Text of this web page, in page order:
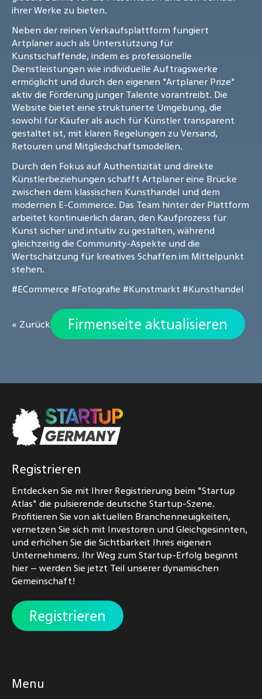
ihrer Werke zu bieten.
Neben der reinen Verkaufsplattform fungiert
Artplaner auch als Unterstützung für
Kunstschaffende, indem es professionelle
Dienstleistungen wie individuelle Auftragswerke
ermöglicht und durch den eigenen "Artplaner Prize"
aktiv die Förderung junger Talente vorantreibt. Die
Website bietet eine strukturierte Umgebung, die
sowohl für Käufer als auch für Künstler transparent
gestaltet ist, mit klaren Regelungen zu Versand,
Retouren und Mitgliedschaftsmodellen.
Durch den Fokus auf Authentizität und direkte
Künstlerbeziehungen schafft Artplaner eine Brücke
zwischen dem klassischen Kunsthandel und dem
modernen E-Commerce. Das Team hinter der Plattform
arbeitet kontinuierlich daran, den Kaufprozess für
Kunst sicher und intuitiv zu gestalten, während
gleichzeitig die Community-Aspekte und die
Wertschätzung für kreatives Schaffen im Mittelpunkt
stehen.
#ECommerce #Fotografie #Kunstmarkt #Kunsthandel
« Zurück Firmenseite aktualisieren
Registrieren
Entdecken Sie mit Ihrer Registrierung beim "Startup
Atlas" die pulsierende deutsche Startup-Szene.
Profitieren Sie von aktuellen Branchenneuigkeiten,
vernetzen Sie sich mit Investoren und Gleichgesinnten,
und erhöhen Sie die Sichtbarkeit Ihres eigenen
Unternehmens. Ihr Weg zum Startup-Erfolg beginnt
hier – werden Sie jetzt Teil unserer dynamischen
Gemeinschaft!
Registrieren
Menu